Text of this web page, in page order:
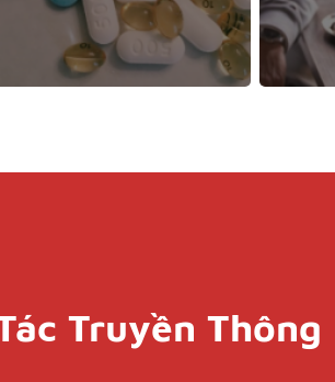
Truyền Thông